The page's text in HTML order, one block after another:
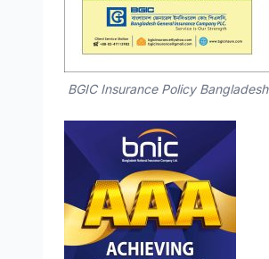
BGIC Insurance Policy Bangladesh